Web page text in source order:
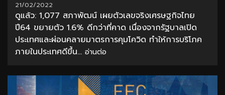
21/02/2022
ดูแล้ว: 1,077 สภาพัฒน์ เผยตัวเลขจริงเศรษฐกิจไทย
ปี64 ขยายตัว 1.6% ดีกว่าที่คาด เนื่องจากรัฐบาลเปิด
ประเทศและผ่อนคลายมาตรการคุมโควิด ทำให้การบริโภค
ภายในประเทศดีขึ้น... อ่านต่อ